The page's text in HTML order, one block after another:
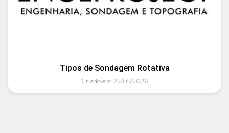
Tipos de Sondagem Rotativa
Criado em 22/05/2026